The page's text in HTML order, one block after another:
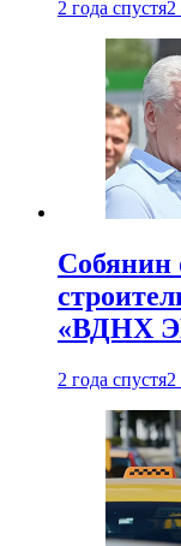
2 года спустя2
Собянин
«ВДНХ
2 года спустя2